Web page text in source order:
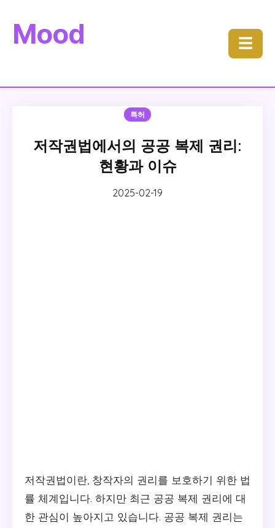
Mood ☰
특허
저작권법에서의 공공 복제 권리:
현황과 이슈
2025-02-19
저작권법이란, 창작자의 권리를 보호하기 위한 법
률 체계입니다. 하지만 최근 공공 복제 권리에 대
한 관심이 높아지고 있습니다. 공공 복제 권리는